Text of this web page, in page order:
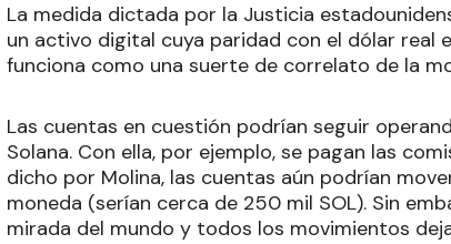
La medida dictada por la Justicia
un activo digital cuya paridad con el dólar real
funciona como una suerte de correlato de la
Las cuentas en cuestión podrían seguir
Solana. Con ella, por ejemplo, se pagan las
dicho por Molina, las cuentas aún podrían
moneda (serían cerca de 250 mil SOL). Sin
mirada del mundo y todos los movimientos